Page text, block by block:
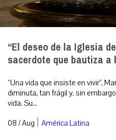
“El deseo de la Iglesia
sacerdote que bautiza a
“Una vida que insiste en vivir”,
diminuta, tan frágil y, sin
vida. Su...
08 / Aug | América Latina